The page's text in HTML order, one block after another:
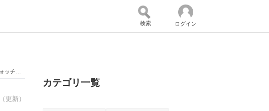
進化するPCとデバイスの未来
検索 ログイン
月版】
更新）
カテゴリ一覧